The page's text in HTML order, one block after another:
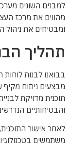
למבנים השונים
מהווים את מרכז
ומבטיחים את ניהול
תהליך
בבואנו לבנות
מבצעים ניתוח מקיף
תוכנית מדויקת
והבטיחותיים
לאחר אישור
משתמשים